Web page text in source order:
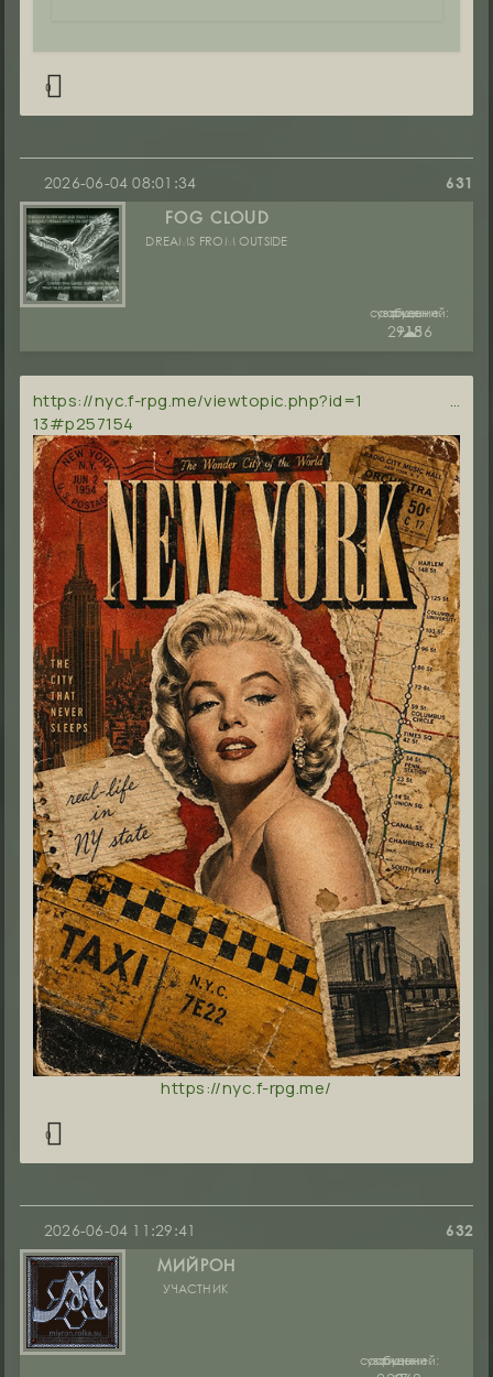
0
631
2026-06-04 08:01:34
FOG CLOUD
DREAMS FROM OUTSIDE
руны:
☁︎
сообщений:
29186
уважение:
+15
https://nyc.f-rpg.me/viewtopic.php?id=1 …
13#p257154
https://nyc.f-rpg.me/
0
632
2026-06-04 11:29:41
МИЙРОН
УЧАСТНИК
руны:
сообщений:
уважение: